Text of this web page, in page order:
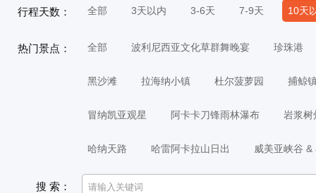
行程天数： 全部 3天以内 3-6天 7-9天 10天
热门景点： 全部 波利尼西亚文化草群舞晚宴 珍珠港
黑沙滩 拉海纳小镇 杜尔菠萝园 捕鲸
冒纳凯亚观星 阿卡卡刀锋雨林瀑布 岩浆树
哈纳天路 哈雷阿卡拉山日出 威美亚峡谷 &
搜 索：